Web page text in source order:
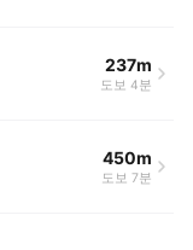
237m
도보 4분
450m
도보 7분